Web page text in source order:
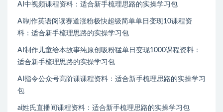
AI中视频课程资料：适合新手梳理思路的实操学习包
Ai制作英语阅读赛道涨粉极快超级简单单日变现10课程资
料：适合新手梳理思路的实操学习包
AI制作儿童绘本故事纯原创吸粉猛单日变现1000课程资料：
适合新手梳理思路的实操学习包
AI指令公众号高阶课课程资料：适合新手梳理思路的实操学习
包
ai姓氏直播间课程资料：适合新手梳理思路的实操学习包